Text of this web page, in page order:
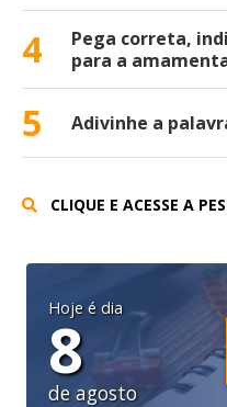
4
Pega correta,
para a
5 Adivinhe a
CLIQUE E ACESSE A
Hoje é dia
8
de agosto